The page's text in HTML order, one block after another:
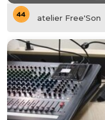
atelier Free'Son